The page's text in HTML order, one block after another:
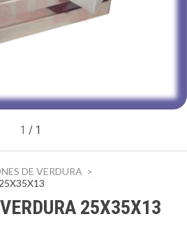
1 / 1
DE VERDURA >
25X35X13